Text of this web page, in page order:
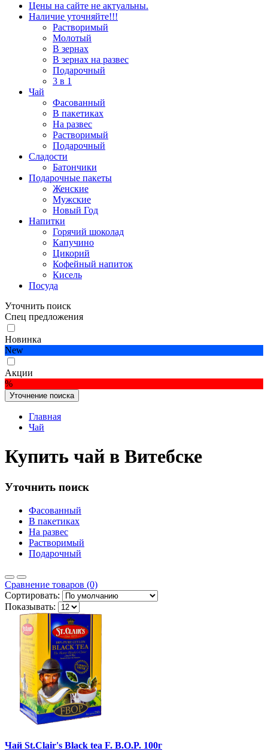
Цены на сайте не актуальны.
Наличие уточняйте!!!
Растворимый
Молотый
В зернах
В зернах на развес
Подарочный
3 в 1
Чай
Фасованный
В пакетиках
На развес
Растворимый
Подарочный
Сладости
Батончики
Подарочные пакеты
Женские
Мужские
Новый Год
Напитки
Горячий шоколад
Капучино
Цикорий
Кофейный напиток
Кисель
Посуда
Уточнить поиск
Спец предложения
Новинка
New
Акции
%
Уточнение поиска
Главная
Чай
Купить чай в Витебске
Уточнить поиск
Фасованный
В пакетиках
На развес
Растворимый
Подарочный
Сравнение товаров (0)
Сортировать:
Показывать:
Чай St.Clair's Black tea F. B.O.P. 100г